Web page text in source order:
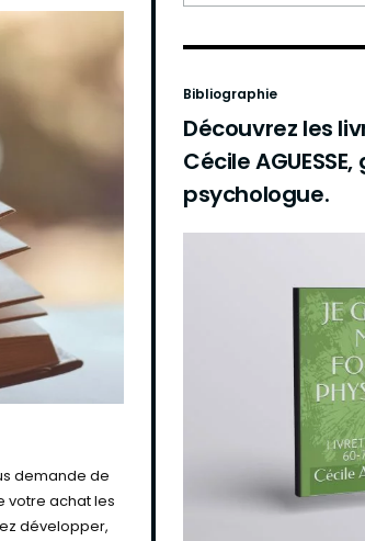
demande de
votre achat les
développer,
Bibliographie
Découvrez les
Cécile
psychologue.